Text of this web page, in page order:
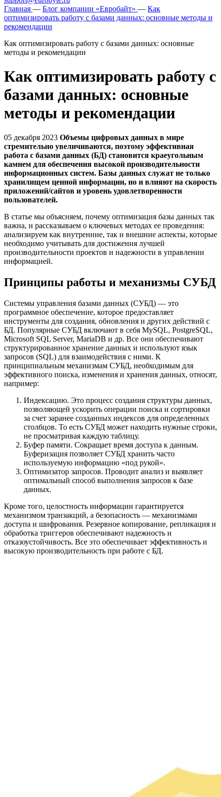
Главная — Блог компании «Евробайт» — Как
оптимизировать работу с базами данных: основные методы и
рекомендации
Как оптимизировать работу с базами данных: основные
методы и рекомендации
Как оптимизировать работу с
базами данных: основные
методы и рекомендации
05 декабря 2023 Объемы цифровых данных в мире
стремительно увеличиваются, поэтому эффективная
работа с базами данных (БД) становится краеугольным
камнем для обеспечения высокой производительности
информационных систем. Базы данных служат не только
хранилищем ценной информации, но и влияют на скорость
приложений/сайтов и уровень удовлетворенности
пользователей.
В статье мы объясняем, почему оптимизация базы данных так
важна, и рассказываем о ключевых методах ее проведения:
анализируем как внутренние, так и внешние аспекты, которые
необходимо учитывать для достижения лучшей
производительности проектов и надежности в управлении
информацией.
Принципы работы и механизмы СУБД
Системы управления базами данных (СУБД) — это
программное обеспечение, которое предоставляет
инструменты для создания, обновления и других действий с
БД. Популярные СУБД включают в себя MySQL, PostgreSQL,
Microsoft SQL Server, MariaDB и др. Все они обеспечивают
структурированное хранение данных и используют язык
запросов (SQL) для взаимодействия с ними. К
принципиальным механизмам СУБД, необходимым для
эффективного поиска, изменения и хранения данных, относят,
например:
Индексацию. Это процесс создания структуры данных,
позволяющей ускорить операции поиска и сортировки
за счет заранее созданных индексов для определенных
столбцов. То есть СУБД может находить нужные строки,
не просматривая каждую таблицу.
Буфер памяти. Сокращает время доступа к данным.
Буферизация позволяет СУБД хранить часто
используемую информацию «под рукой».
Оптимизатор запросов. Проводит анализ и выявляет
оптимальный способ выполнения запросов к базе
данных.
Кроме того, целостность информации гарантируется
механизмом транзакций, а безопасность — механизмами
доступа и шифрования. Резервное копирование, репликация и
обработка триггеров обеспечивают надежность и
отказоустойчивость. Все это обеспечивает эффективность и
высокую производительность при работе с БД.